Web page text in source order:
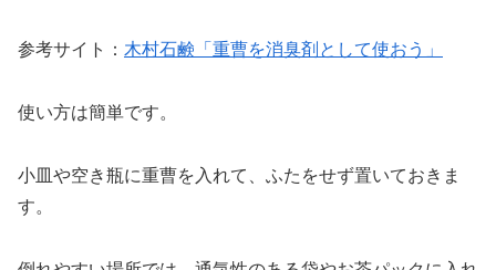
参考サイト： 木村石鹸「重曹を消臭剤として使おう」
使い方は簡単です。
小皿や空き瓶に重曹を入れて、ふたをせず置いておきま
す。